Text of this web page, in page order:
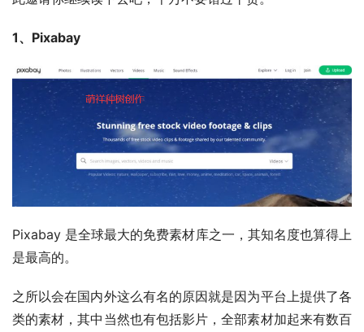
1、Pixabay
Pixabay 是全球最大的免费素材库之一，其知名度也算得上
是最高的。
之所以会在国内外这么有名的原因就是因为平台上提供了各
类的素材，其中当然也有包括影片，全部素材加起来有数百